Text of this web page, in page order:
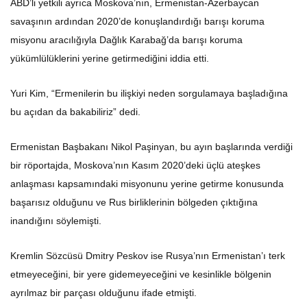
ABD’li yetkili ayrıca Moskova’nın, Ermenistan-Azerbaycan
savaşının ardından 2020’de konuşlandırdığı barışı koruma
misyonu aracılığıyla Dağlık Karabağ’da barışı koruma
yükümlülüklerini yerine getirmediğini iddia etti.
Yuri Kim, “Ermenilerin bu ilişkiyi neden sorgulamaya başladığına
bu açıdan da bakabiliriz” dedi.
Ermenistan Başbakanı Nikol Paşinyan, bu ayın başlarında verdiği
bir röportajda, Moskova’nın Kasım 2020’deki üçlü ateşkes
anlaşması kapsamındaki misyonunu yerine getirme konusunda
başarısız olduğunu ve Rus birliklerinin bölgeden çıktığına
inandığını söylemişti.
Kremlin Sözcüsü Dmitry Peskov ise Rusya’nın Ermenistan’ı terk
etmeyeceğini, bir yere gidemeyeceğini ve kesinlikle bölgenin
ayrılmaz bir parçası olduğunu ifade etmişti.